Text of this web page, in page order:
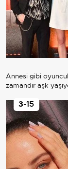
Annesi gibi
zamandır aşk
3-15